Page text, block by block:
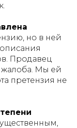
но в ней
описания
Продавец
жалоба. Мы ей
претензия не